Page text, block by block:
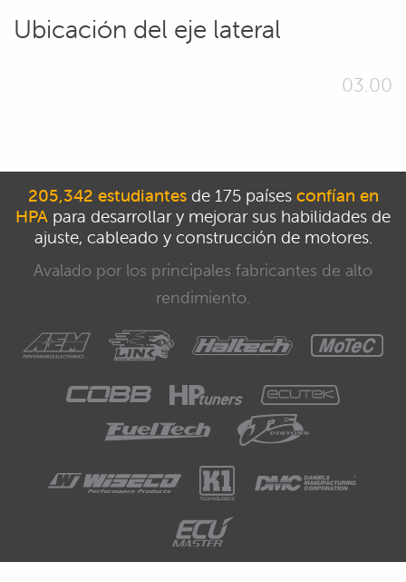
Ubicación del eje lateral
03.00
205,342 estudiantesde 175 países confían en
HPA para desarrollar y mejorar sus habilidades de
ajuste, cableado y construcción de motores.
Avalado por los principales fabricantes de alto
rendimiento.